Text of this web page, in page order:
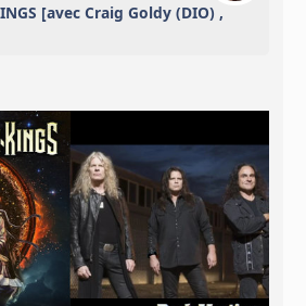
[avec Craig Goldy (DIO) ,